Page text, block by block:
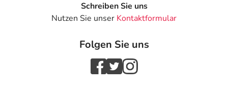
Bei einer Überdosierung kann es unter anderem zu
Übelkeit, Durchfällen und Kopfschmerzen kommen.
umgehend mit einem Arzt in Verbindung.
Schreiben Sie uns
Nutzen Sie unser Kontaktformular
Folgen Sie uns